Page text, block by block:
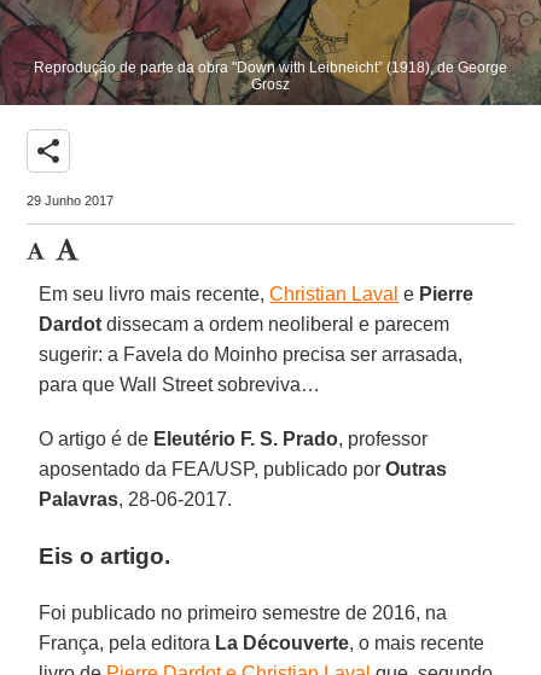
Reprodução de parte da obra "Down with Leibneicht” (1918), de George
Grosz
share
29 Junho 2017
Em seu livro mais recente,Christian Laval e Pierre
Dardot dissecam a ordem neoliberal e parecem
sugerir: a Favela do Moinho precisa ser arrasada,
para que Wall Street sobreviva…
O artigo é de Eleutério F. S. Prado, professor
aposentado da FEA/USP, publicado por Outras
Palavras, 28-06-2017.
Eis o artigo.
Foi publicado no primeiro semestre de 2016, na
França, pela editora La Découverte, o mais recente